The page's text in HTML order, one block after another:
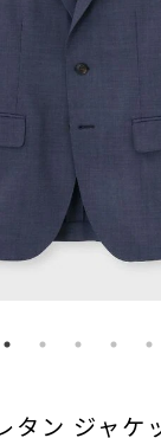
タン ジャケ